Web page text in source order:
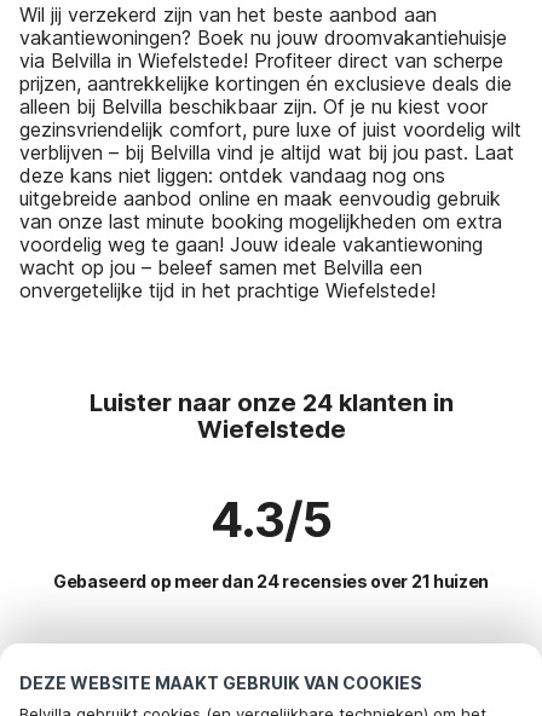
DEZE WEBSITE MAAKT GEBRUIK VAN COOKIES
Wil jij verzekerd zijn van het beste aanbod aan
vakantiewoningen? Boek nu jouw droomvakantiehuisje
via Belvilla in Wiefelstede! Profiteer direct van scherpe
prijzen, aantrekkelijke kortingen én exclusieve deals die
alleen bij Belvilla beschikbaar zijn. Of je nu kiest voor
gezinsvriendelijk comfort, pure luxe of juist voordelig wilt
verblijven – bij Belvilla vind je altijd wat bij jou past. Laat
deze kans niet liggen: ontdek vandaag nog ons
uitgebreide aanbod online en maak eenvoudig gebruik
van onze last minute booking mogelijkheden om extra
voordelig weg te gaan! Jouw ideale vakantiewoning
wacht op jou – beleef samen met Belvilla een
onvergetelijke tijd in het prachtige Wiefelstede!
Luister naar onze 24 klanten in
Wiefelstede
4.3/5
Gebaseerd op meer dan 24 recensies over 21 huizen
Meest populaire bestemmingen voor
vakantie